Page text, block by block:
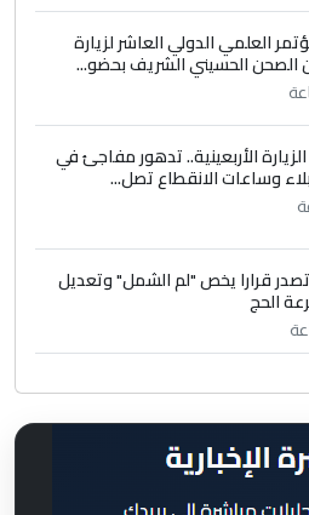
العلمي الدولي العاشر لزيارة
الصحن الحسيني الشريف بحضو...
الأربعينية.. تدهور مفاجئ في
وساعات الانقطاع تصل...
قرارا يخص "لم الشمل" وتعديل
الحج